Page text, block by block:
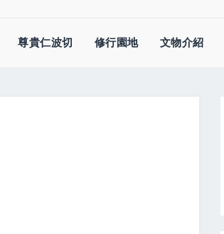
尊貴仁波切 修行園地 文物介紹